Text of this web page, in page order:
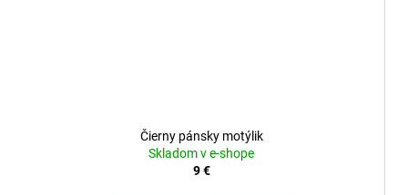
Čierny pánsky motýlik
Skladom v e-shope
9 €